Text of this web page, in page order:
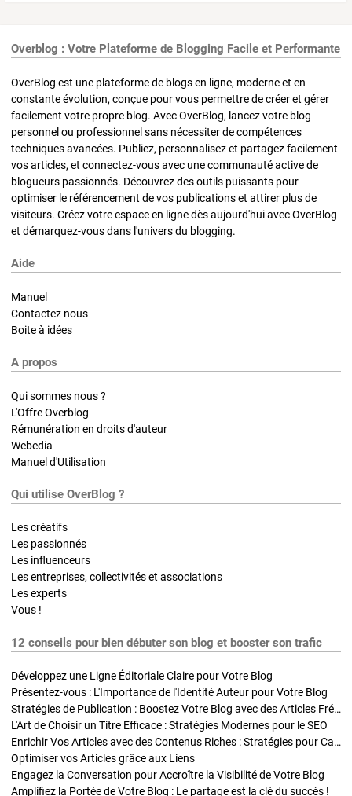
Overblog : Votre Plateforme de Blogging Facile et Performante
OverBlog est une plateforme de blogs en ligne, moderne et en
constante évolution, conçue pour vous permettre de créer et gérer
facilement votre propre blog. Avec OverBlog, lancez votre blog
personnel ou professionnel sans nécessiter de compétences
techniques avancées. Publiez, personnalisez et partagez facilement
vos articles, et connectez-vous avec une communauté active de
blogueurs passionnés. Découvrez des outils puissants pour
optimiser le référencement de vos publications et attirer plus de
visiteurs. Créez votre espace en ligne dès aujourd'hui avec OverBlog
et démarquez-vous dans l'univers du blogging.
Aide
Manuel
Contactez nous
Boite à idées
A propos
Qui sommes nous ?
L'Offre Overblog
Rémunération en droits d'auteur
Webedia
Manuel d'Utilisation
Qui utilise OverBlog ?
Les créatifs
Les passionnés
Les influenceurs
Les entreprises, collectivités et associations
Les experts
Vous !
12 conseils pour bien débuter son blog et booster son trafic
Développez une Ligne Éditoriale Claire pour Votre Blog
Présentez-vous : L'Importance de l'Identité Auteur pour Votre Blog
Stratégies de Publication : Boostez Votre Blog avec des Articles Fréquents et Exclusifs
L'Art de Choisir un Titre Efficace : Stratégies Modernes pour le SEO
Enrichir Vos Articles avec des Contenus Riches : Stratégies pour Captiver et Optimiser
Optimiser vos Articles grâce aux Liens
Engagez la Conversation pour Accroître la Visibilité de Votre Blog
Amplifiez la Portée de Votre Blog : Le partage est la clé du succès !